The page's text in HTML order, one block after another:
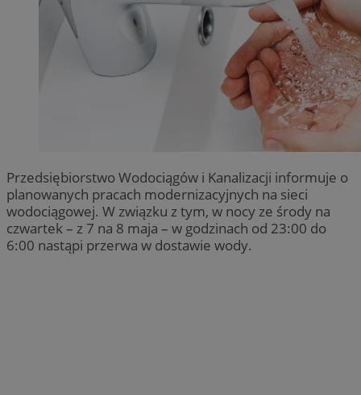
Przedsiębiorstwo Wodociągów i Kanalizacji informuje o
planowanych pracach modernizacyjnych na sieci
wodociągowej. W związku z tym, w nocy ze środy na
czwartek – z 7 na 8 maja – w godzinach od 23:00 do
6:00 nastąpi przerwa w dostawie wody.